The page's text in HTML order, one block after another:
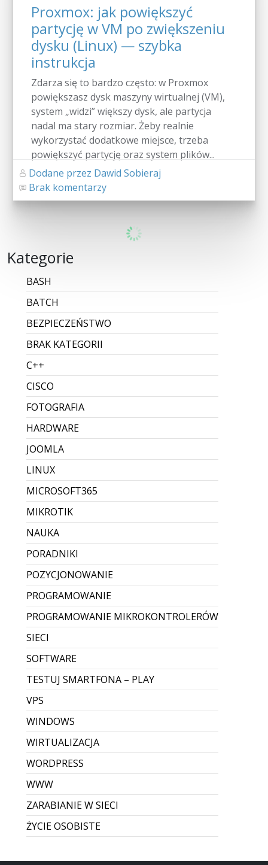
Proxmox: jak powiększyć
partycję w VM po zwiększeniu
dysku (Linux) — szybka
instrukcja
Zdarza się to bardzo często: w Proxmox
powiększasz dysk maszyny wirtualnej (VM),
system „widzi” większy dysk, ale partycja
nadal ma stary rozmiar. Żeby realnie
wykorzystać dodatkowe miejsce, trzeba
powiększyć partycję oraz system plików...
Dodane przez Dawid Sobieraj
Brak komentarzy
CZYTAJ WIĘCEJ
Jak uzyskać dostęp do KSeF 2.0
i pobrać faktury? Instrukcja
krok po kroku
Lead (krótki wstęp) Od 1 lutego 2026 działa
produkcyjnie KSeF 2.0 – i nawet jeśli
obowiązek wystawiania e-faktur wchodzi
etapami, to odbieranie faktur z KSeF dotyczy
wszystkich firm, bo kontrahent może
wystawić dokument i “dostarczyć” g...
Dodane przez Dawid Sobieraj
Brak komentarzy
CZYTAJ WIĘCEJ
Zrywanie połączenia pulpitu
zdalnego
Zawieszanie sesji RDP – przyczyny i szybkie
rozwiązanie Problem zawieszania się
połączeń RDP (Pulpit zdalny) to dość częste
zjawisko. W zależności od wersji systemu
Windows oraz jakości łącza, sesja potrafi
nagle „stanąć” — obr...
Dodane przez Dawid Sobieraj
Brak komentarzy
CZYTAJ WIĘCEJ